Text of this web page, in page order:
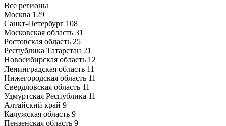
Все регионы
Москва 129
Санкт-Петербург 108
Московская область 31
Ростовская область 25
Республика Татарстан 21
Новосибирская область 12
Ленинградская область 11
Нижегородская область 11
Свердловская область 11
Удмуртская Республика 11
Алтайский край 9
Калужская область 9
Пензенская область 9